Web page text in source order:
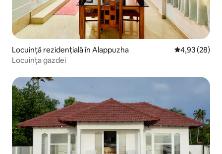
Locuință rezidențială în Alappuzha Scor mediu
4,93 (28)
Locuința gazdei